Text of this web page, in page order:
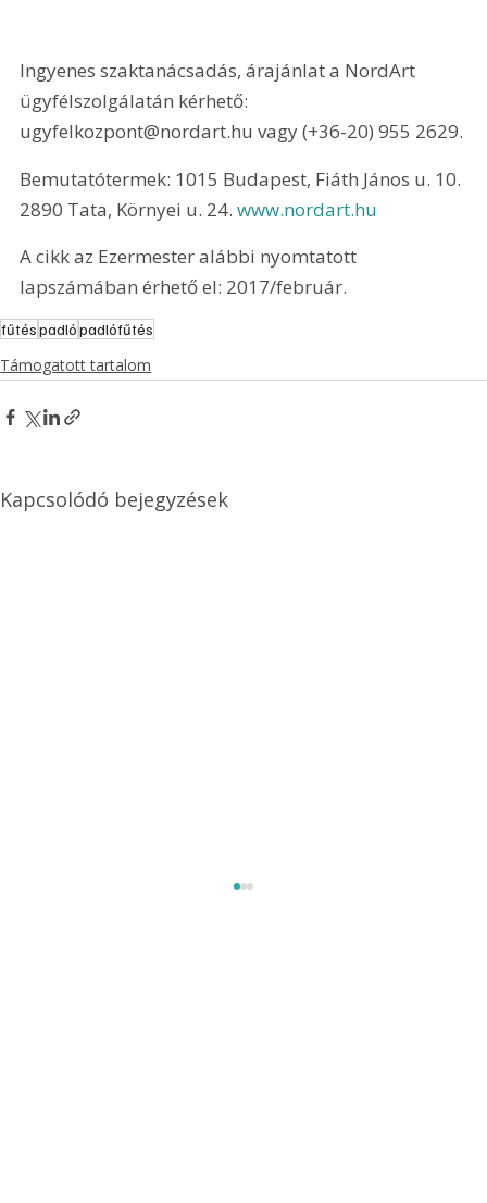
Ingyenes szaktanácsadás, árajánlat a NordArt
ügyfélszolgálatán kérhető:
ugyfelkozpont@nordart.hu vagy (+36-20) 955 2629.
Bemutatótermek: 1015 Budapest, Fiáth János u. 10.
2890 Tata, Környei u. 24. www.nordart.hu
A cikk az Ezermester alábbi nyomtatott
lapszámában érhető el: 2017/február.
fűtéspadlópadlófűtés
Támogatott tartalom
Kapcsolódó bejegyzések